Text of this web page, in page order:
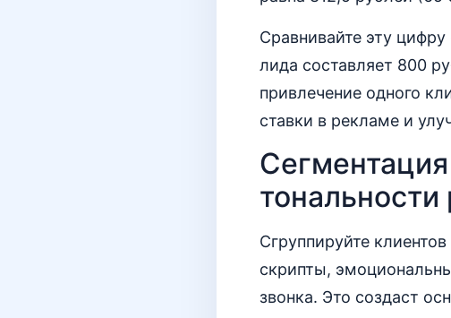
Сравнивайте эту
лида составляет 800
привлечение одного
ставки в рекламе и
тональности
Сгруппируйте
скрипты,
звонка. Это создаст